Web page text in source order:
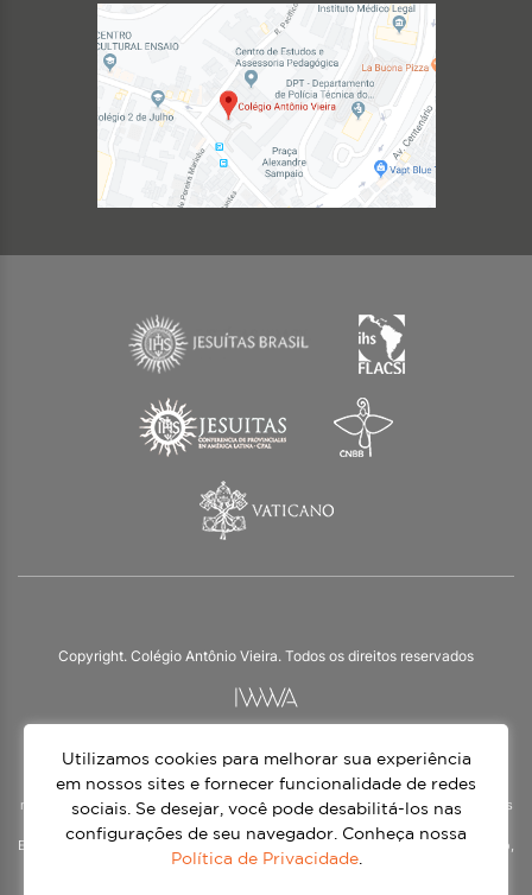
Copyright. Colégio Antônio Vieira. Todos os direitos reservados
O Colégio Antônio Vieira integra a Rede Jesuíta de Educação, tendo as suas
práticas impulsionadas pelos valores da espiritualidade inaciana – marca da
nossa identidade e das aproximadamente 1500 unidades de ensino, espalhadas
em mais de 60 países. Atendemos a alunos da Educação Infantil à 3ª série do
Ensino Médio, nos turnos matutino e vespertino, além do Ensino Médio Noturno,
voltado para Jovens.
Utilizamos cookies para melhorar sua experiência
em nossos sites e fornecer funcionalidade de redes
sociais. Se desejar, você pode desabilitá-los nas
configurações de seu navegador. Conheça nossa
Política de Privacidade.